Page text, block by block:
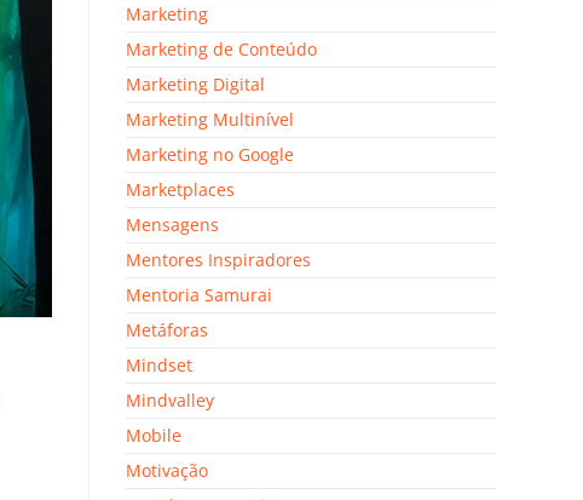
Marketing
Marketing de Conteúdo
Marketing Digital
Marketing Multinível
Marketing no Google
Marketplaces
Mensagens
Mentores Inspiradores
Mentoria Samurai
Metáforas
Mindset
Mindvalley
Mobile
Motivação